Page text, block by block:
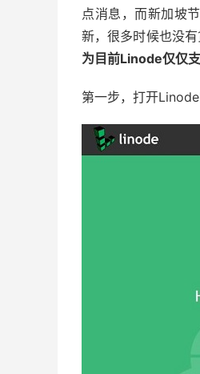
点消息，而新加坡
新，很多时候也没
为目前Linode仅仅
第一步，打开